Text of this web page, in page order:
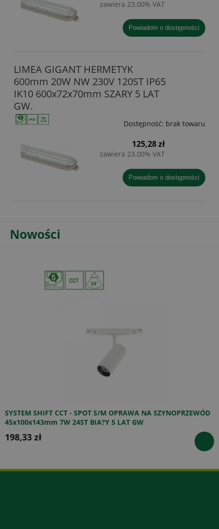
zawiera 23.00% VAT
powiadom o dostępności
LIMEA GIGANT HERMETYK
600mm 20W NW 230V 120ST IP65
IK10 600x72x70mm SZARY 5 LAT
GW.
Dostępność: brak towaru
125,28 zł
zawiera 23.00% VAT
powiadom o dostępności
Nowości
SYSTEM SHIFT CCT - SPOT S/M OPRAWA NA SZYNOPRZEWÓD
45x100x143mm 7W 24ST BIA?Y 5 LAT GW
198,33 zł